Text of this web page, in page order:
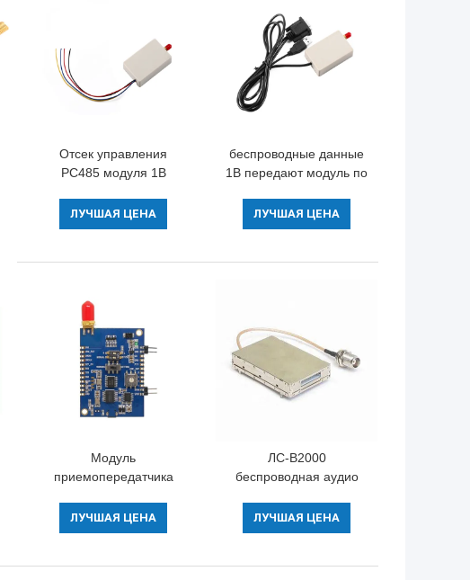
Отсек управления
РС485 модуля 1В
2км беспроводной
беспроводной к ПТЗ
ЛУЧШАЯ ЦЕНА
беспроводные данные
1В передают модуль по
приемопередатчика
порта 433МХз РС232
пластиковым
ЛУЧШАЯ ЦЕНА
Модуль
приемопередатчика
2В 8Км радио УХФ 400-
480мхз цифров
ЛУЧШАЯ ЦЕНА
ЛС-В2000
беспроводная аудио
5км модуля 2В для
передавать данные/
ЛУЧШАЯ ЦЕНА